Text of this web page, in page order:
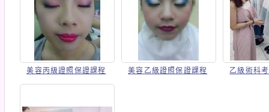
美容丙級證照保證課程 美容乙級證照保證課程 乙級術科